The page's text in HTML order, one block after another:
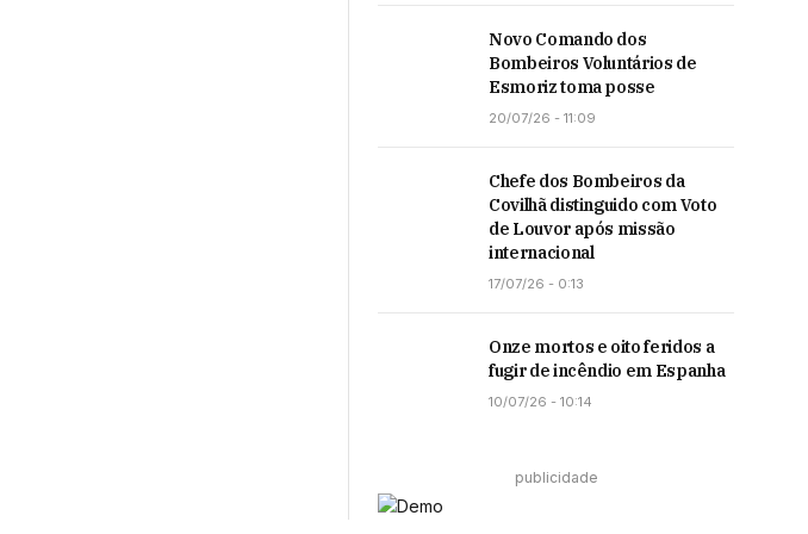
Novo Comando dos
Bombeiros Voluntários de
Esmoriz toma posse
20/07/26 - 11:09
Chefe dos Bombeiros da
Covilhã distinguido com Voto
de Louvor após missão
internacional
17/07/26 - 0:13
Onze mortos e oito feridos a
fugir de incêndio em Espanha
10/07/26 - 10:14
publicidade